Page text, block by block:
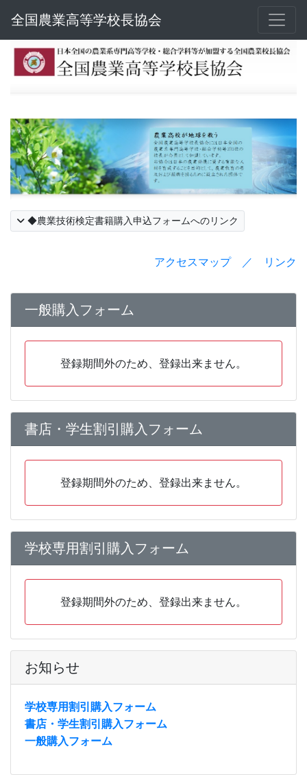
全国農業高等学校長協会
◆農業技術検定書籍購入申込フォームへのリンク
アクセスマップ ／ リンク
一般購入フォーム
登録期間外のため、登録出来ません。
書店・学生割引購入フォーム
登録期間外のため、登録出来ません。
学校専用割引購入フォーム
登録期間外のため、登録出来ません。
お知らせ
学校専用割引購入フォーム
書店・学生割引購入フォーム
一般購入フォーム